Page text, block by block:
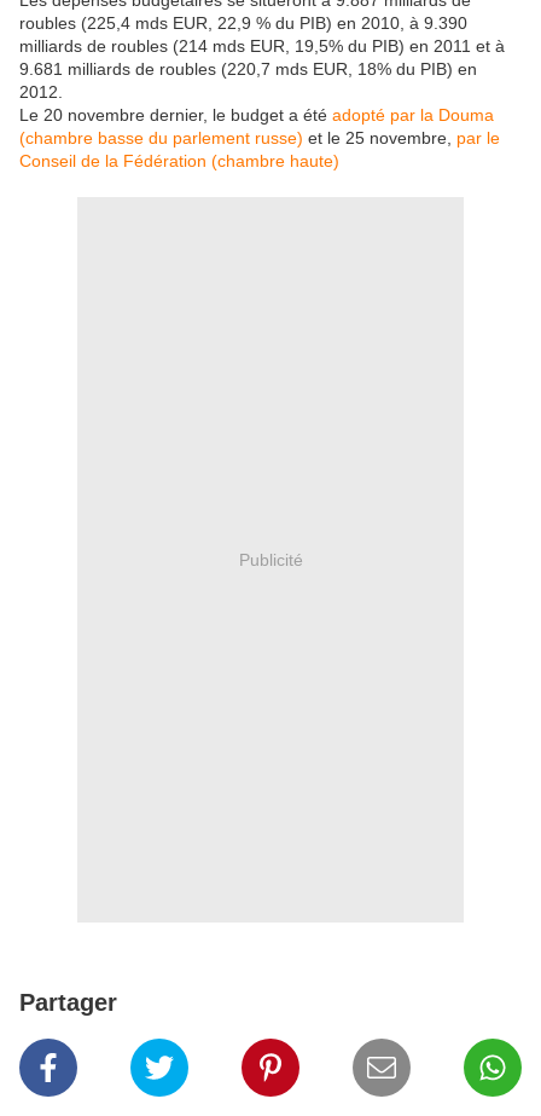
roubles (225,4 mds EUR, 22,9 % du PIB) en 2010, à 9.390
milliards de roubles (214 mds EUR, 19,5% du PIB) en 2011 et à
9.681 milliards de roubles (220,7 mds EUR, 18% du PIB) en
2012.
Le 20 novembre dernier, le budget a été adopté par la Douma
(chambre basse du parlement russe) et le 25 novembre, par le
Conseil de la Fédération (chambre haute)
Publicité
Partager